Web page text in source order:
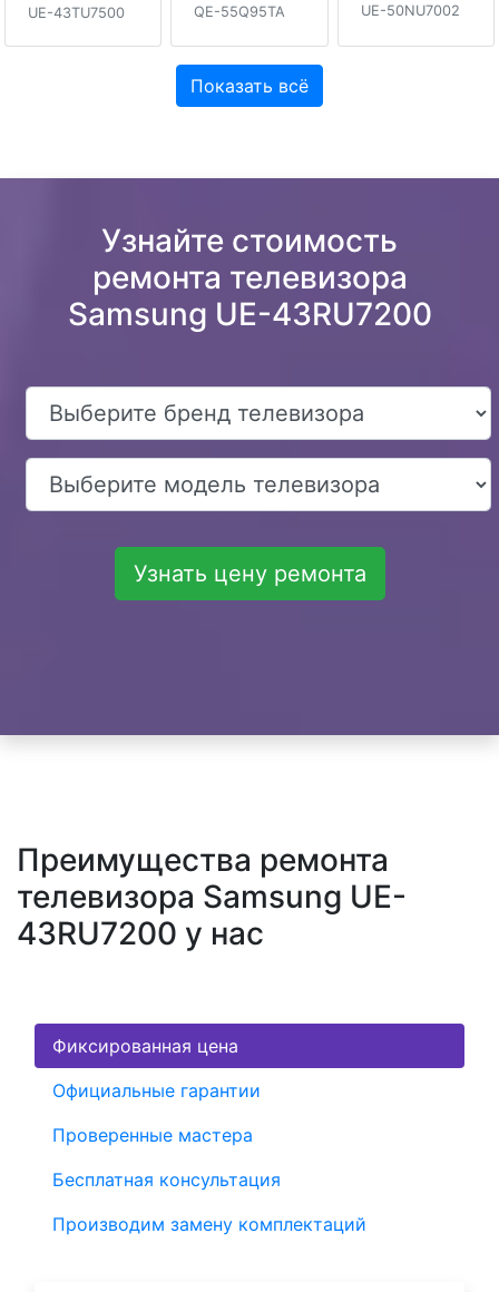
UE-43TU7500 QE-55Q95TA UE-50NU7002
Показать всё
Узнайте стоимость
ремонта телевизора
Samsung UE-43RU7200
Узнать цену ремонта
Преимущества ремонта
телевизора Samsung UE-
43RU7200 у нас
Фиксированная цена
Официальные гарантии
Проверенные мастера
Бесплатная консультация
Производим замену комплектаций